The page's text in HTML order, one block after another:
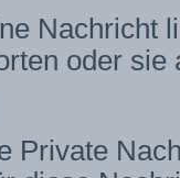
Nachricht
oder
Private